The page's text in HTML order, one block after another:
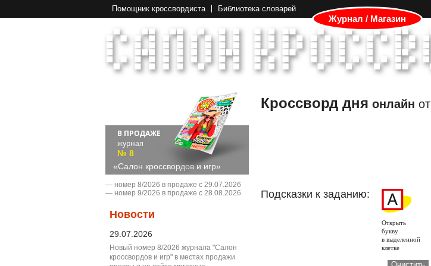
Помощник кроссвордиста Библиотека словарей
Журнал / Магазин
В ПРОДАЖЕ
журнал
№ 8
«Салон кроссвордов и игр»
― номер 8/2026 в продаже с 29.07.2026
― номер 9/2026 в продаже с 28.08.2026
Новости
29.07.2026
Новый номер 8/2026 журнала "Салон
кроссвордов и игр" в местах продажи
Кроссворд дня онлайн от
Подсказки к заданию:
Открыть
букву
в выделенной
клетке